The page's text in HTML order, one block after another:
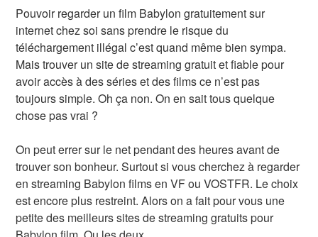
Pouvoir regarder un film Babylon gratuitement sur
internet chez soi sans prendre le risque du
téléchargement illégal c’est quand même bien sympa.
Mais trouver un site de streaming gratuit et fiable pour
avoir accès à des séries et des films ce n’est pas
toujours simple. Oh ça non. On en sait tous quelque
chose pas vrai ?
On peut errer sur le net pendant des heures avant de
trouver son bonheur. Surtout si vous cherchez à regarder
en streaming Babylon films en VF ou VOSTFR. Le choix
est encore plus restreint. Alors on a fait pour vous une
petite des meilleurs sites de streaming gratuits pour